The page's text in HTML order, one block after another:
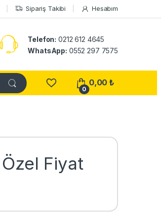
Sipariş Takibi Hesabım
Telefon: 0212 612 4645
WhatsApp: 0552 297 7575
0
0,00₺
Özel Fiyat